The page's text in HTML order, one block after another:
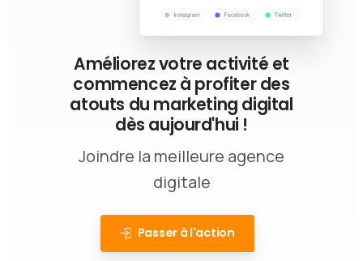
Améliorez votre activité et
commencez à profiter des
atouts du marketing digital
dès aujourd'hui !
Joindre la meilleure agence
digitale
Passer à l'action